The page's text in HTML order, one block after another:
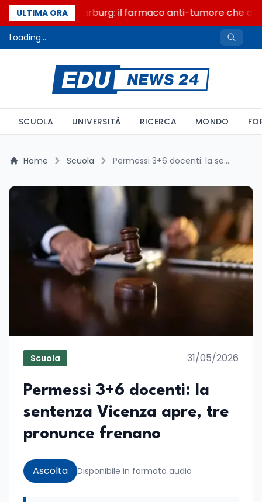
ULTIMA ORA
Un secolo di Warburg: il farmaco anti-tumore che
Loading...
SCUOLA UNIVERSITÀ RICERCA MONDO
Home Scuola Permessi 3+6 docenti: la sentenza Vicenza apre, tre pronunce frenano
Scuola 31/05/2026
Permessi 3+6 docenti: la
sentenza Vicenza apre, tre
pronunce frenano
Ascolta Disponibile in formato audio